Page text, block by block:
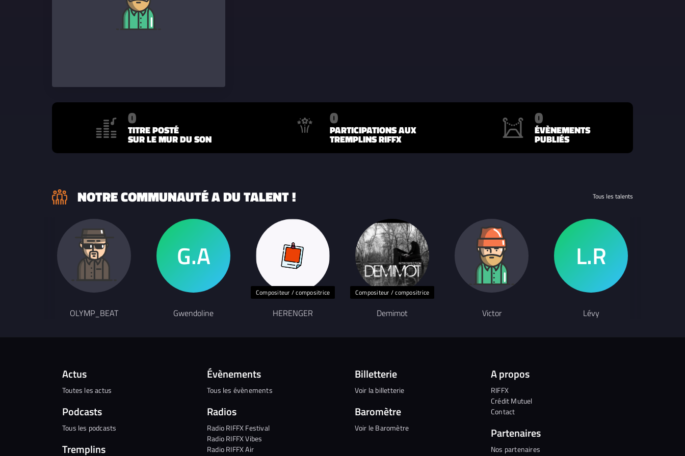
0
TITRE POSTÉ
SUR LE MUR DU SON
0
PARTICIPATIONS AUX
TREMPLINS RIFFX
0
ÉVÈNEMENTS
PUBLIÉS
NOTRE COMMUNAUTÉ A DU TALENT ! Tous les talents
OLYMP_BEAT Gwendoline
Compositeur / compositrice
HERENGER
Compositeur / compositrice
Demimot Victor Lévy
Actus
Toutes les actus
Podcasts
Tous les podcasts
Tremplins
Évènements
Tous les évènements
Radios
Radio RIFFX Festival
Radio RIFFX Vibes
Radio RIFFX Air
Billetterie
Voir la billetterie
Baromètre
Voir le Baromètre
A propos
RIFFX
Crédit Mutuel
Contact
Partenaires
Nos partenaires